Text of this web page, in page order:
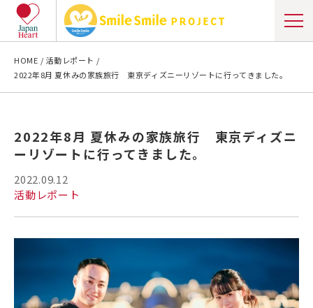
HOME
活動レポート
2022年8月 夏休みの家族旅行 東京ディズニーリゾートに行ってきました。
2022年8月 夏休みの家族旅行 東京ディズニ
ーリゾートに行ってきました。
2022.09.12
活動レポート